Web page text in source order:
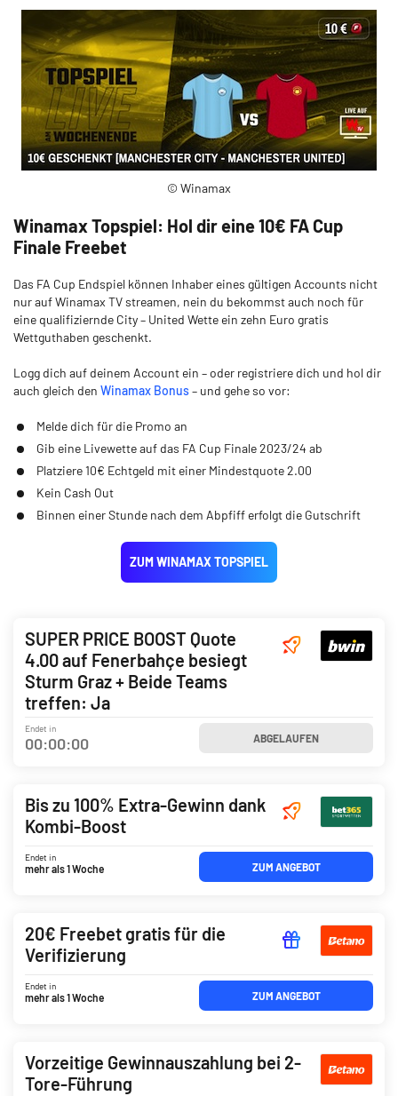
© Winamax
Winamax Topspiel: Hol dir eine 10€ FA Cup
Finale Freebet
Das FA Cup Endspiel können Inhaber eines gültigen Accounts nicht
nur auf Winamax TV streamen, nein du bekommst auch noch für
eine qualifiziernde City – United Wette ein zehn Euro gratis
Wettguthaben geschenkt.
Logg dich auf deinem Account ein – oder registriere dich und hol dir
auch gleich den Winamax Bonus– und gehe so vor:
Melde dich für die Promo an
Gib eine Livewette auf das FA Cup Finale 2023/24 ab
Platziere 10€ Echtgeld mit einer Mindestquote 2.00
Kein Cash Out
Binnen einer Stunde nach dem Abpfiff erfolgt die Gutschrift
ZUM WINAMAX TOPSPIEL
SUPER PRICE BOOST Quote
4.00 auf Fenerbahçe besiegt
Sturm Graz + Beide Teams
treffen: Ja
Endet in
00:00:00 ABGELAUFEN
Bis zu 100% Extra-Gewinn dank
Kombi-Boost
Endet in
mehr als 1 Woche ZUM ANGEBOT
20€ Freebet gratis für die
Verifizierung
Endet in
mehr als 1 Woche ZUM ANGEBOT
Vorzeitige Gewinnauszahlung bei 2-
Tore-Führung